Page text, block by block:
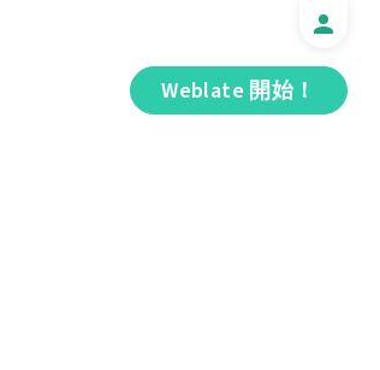
Weblate 開始！